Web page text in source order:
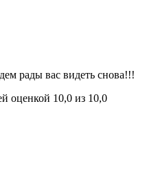
рады вас видеть снова!!!
оценкой 10,0 из 10,0